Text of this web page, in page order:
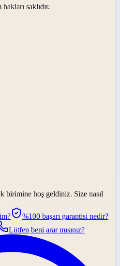
saklıdır.
birimine hoş geldiniz. Size nasıl
%100 başarı garantisi nedir?
Lütfen beni arar mısınız?